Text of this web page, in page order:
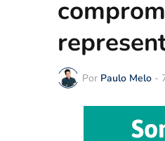
Por Paulo Melo -